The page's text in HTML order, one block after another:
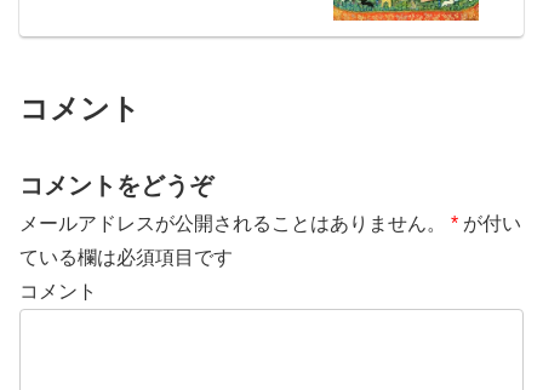
コメント
コメントをどうぞ
メールアドレスが公開されることはありません。 * が付い
ている欄は必須項目です
コメント